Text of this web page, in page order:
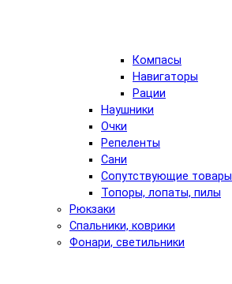
Компасы
Навигаторы
Рации
Наушники
Очки
Репеленты
Сани
Сопутствующие товары
Топоры, лопаты, пилы
Рюкзаки
Спальники, коврики
Фонари, светильники